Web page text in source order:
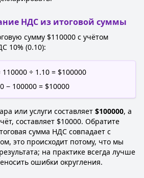
НДС из итоговой суммы
сумму $110000 с учётом
10% (0.10):
÷ 1.10 = $100000
− 100000 = $10000
или услуги составляет $100000, а
составляет $10000. Обратите
сумма НДС совпадает с
это происходит потому, что мы
на практике всегда лучше
ошибки округления.